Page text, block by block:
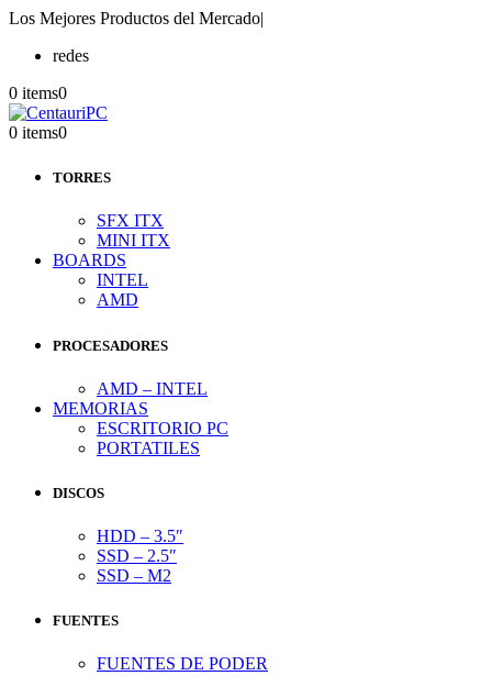
Los Mejores Productos del Mercado|
redes
0 items0
0 items0
TORRES
SFX ITX
MINI ITX
BOARDS
INTEL
AMD
PROCESADORES
AMD – INTEL
MEMORIAS
ESCRITORIO PC
PORTATILES
DISCOS
HDD – 3.5″
SSD – 2.5″
SSD – M2
FUENTES
FUENTES DE PODER